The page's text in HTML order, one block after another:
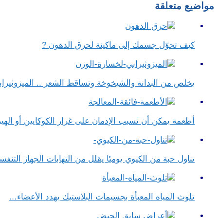
مواضيع متعلقة
كيف تحوّل جسمك إلى ماكينة لحرق الدهون ?
يخلص من البدانة والشيخوخة وتساقط الشعر ..
أطعمة يمكن أن تسبب الإدمان على غرار الكوكايين أو
تناول حبة من الكيوي يوميًا يقلل من التهابات الجهاز
تلوث المياه المعبأة بجسيمات البلاستيك يهدد الأعضاء…